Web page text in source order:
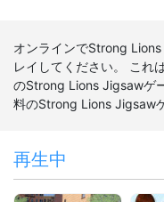
オンラインでStrong
レイしてください。 これ
のStrong Lions Jigsawゲ
料のStrong Lions Jigsaw
再生中